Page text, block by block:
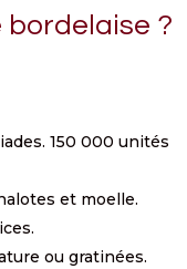
?
150 000 unités
et moelle.
ou gratinées.